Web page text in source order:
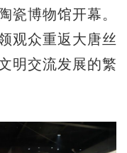
瓷博物馆开幕。
观众重返大唐丝
明交流发展的繁